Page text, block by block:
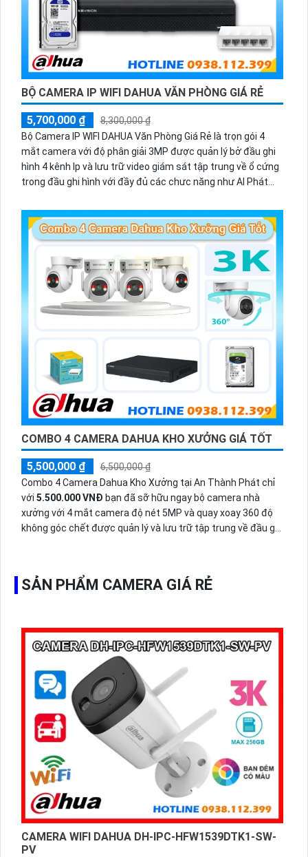
BỘ CAMERA IP WIFI DAHUA VĂN PHÒNG GIÁ RẺ
5,700,000 ₫
8,300,000 ₫
Bộ Camera IP WIFI DAHUA Văn Phòng Giá Rẻ là trọn gói 4
mắt camera với độ phân giải 3MP được quản lý bở đầu ghi
hình 4 kênh Ip và lưu trữ video giám sát tập trung về ổ cứng
trong đầu ghi hình với đầy đủ các chưc năng như AI Phát
có màu vào ban đêm
COMBO 4 CAMERA DAHUA KHO XƯỞNG GIÁ TỐT
5,500,000 ₫
6,500,000 ₫
Combo 4 Camera Dahua Kho Xưởng tại An Thành Phát chỉ
với 5.500.000 VNĐ bạn đã sỡ hữu ngay bộ camera nhà
xưởng với 4 mắt camera độ nét 5MP và quay xoay 360 độ
không góc chết được quản lý và lưu trữ tập trung về đầu ghi
SẢN PHẨM CAMERA GIÁ RẺ
CAMERA WIFI DAHUA DH-IPC-HFW1539DTK1-SW-
PV